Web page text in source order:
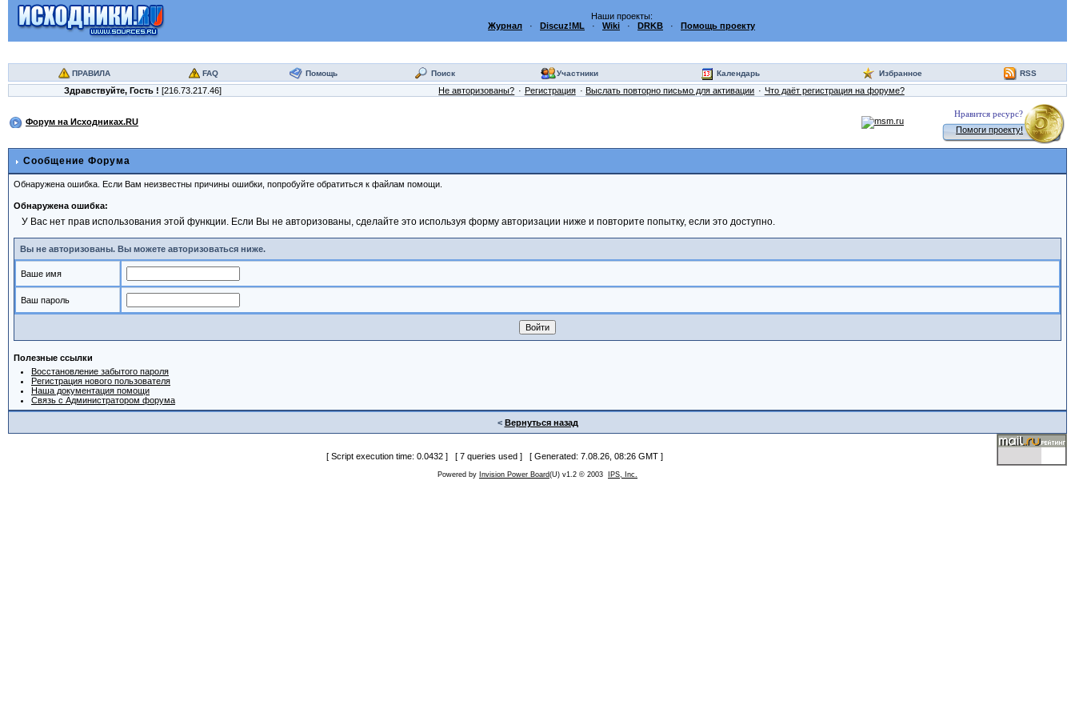
Наши проекты:
Журнал · Discuz!ML · Wiki · DRKB · Помощь проекту
ПРАВИЛА FAQ Помощь Поиск Участники Календарь Избранное RSS
Здравствуйте, Гость ! [216.73.217.46] Не авторизованы? Регистрация Выслать повторно письмо для активации Что даёт регистрация на форуме?
Форум на Исходниках.RU
Нравится ресурс?
Помоги проекту!
Сообщение Форума
Обнаружена ошибка. Если Вам неизвестны причины ошибки, попробуйте обратиться к файлам помощи.
Обнаружена ошибка:
У Вас нет прав использования этой функции. Если Вы не авторизованы, сделайте это используя форму авторизации ниже и повторите попытку, если это доступно.
Вы не авторизованы. Вы можете авторизоваться ниже.
Ваше имя
Ваш пароль
Полезные ссылки
Восстановление забытого пароля
Регистрация нового пользователя
Наша документация помощи
Связь с Администратором форума
< Вернуться назад
[ Script execution time: 0.0432 ] [ 7 queries used ] [ Generated: 7.08.26, 08:26 GMT ]
Powered by Invision Power Board(U) v1.2 © 2003 IPS, Inc.